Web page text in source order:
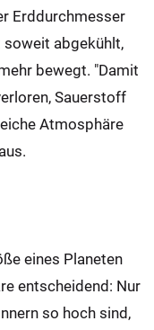
Erddurchmesser
abgekühlt,
bewegt. "Damit
Sauerstoff
Atmosphäre
eines Planeten
entscheidend: Nur
so hoch sind,